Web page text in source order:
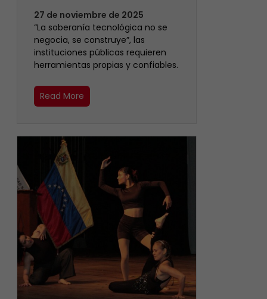
27 de noviembre de 2025
“La soberanía tecnológica no se
negocia, se construye”, las
instituciones públicas requieren
herramientas propias y confiables.
Read More